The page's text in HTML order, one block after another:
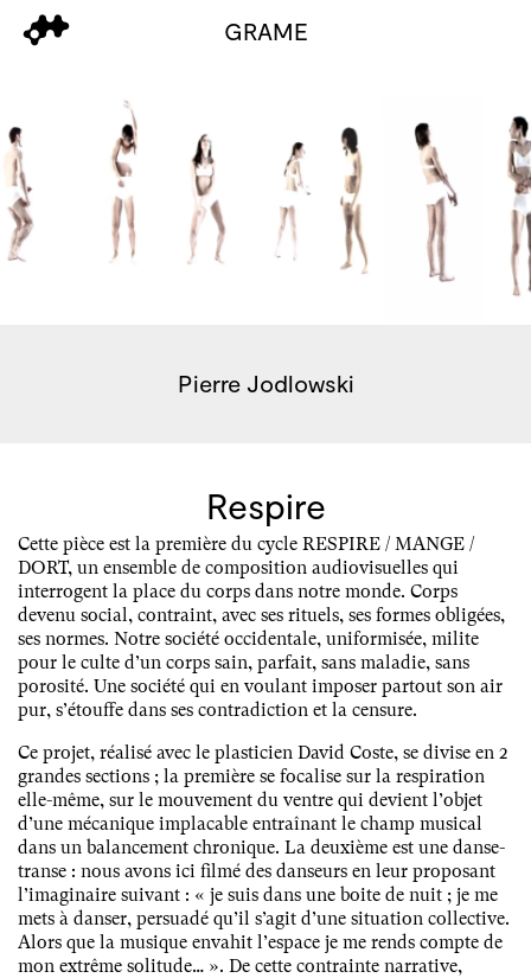
GRAME
Pierre Jodlowski
Respire
Cette pièce est la première du cycle RESPIRE / MANGE /
DORT, un ensemble de composition audiovisuelles qui
interrogent la place du corps dans notre monde. Corps
devenu social, contraint, avec ses rituels, ses formes obligées,
ses normes. Notre société occidentale, uniformisée, milite
pour le culte d’un corps sain, parfait, sans maladie, sans
porosité. Une société qui en voulant imposer partout son air
pur, s’étouffe dans ses contradiction et la censure.
Ce projet, réalisé avec le plasticien David Coste, se divise en 2
grandes sections ; la première se focalise sur la respiration
elle-même, sur le mouvement du ventre qui devient l’objet
d’une mécanique implacable entraînant le champ musical
dans un balancement chronique. La deuxième est une danse-
transe : nous avons ici filmé des danseurs en leur proposant
l’imaginaire suivant : « je suis dans une boite de nuit ; je me
mets à danser, persuadé qu’il s’agit d’une situation collective.
Alors que la musique envahit l’espace je me rends compte de
mon extrême solitude… ». De cette contrainte narrative,